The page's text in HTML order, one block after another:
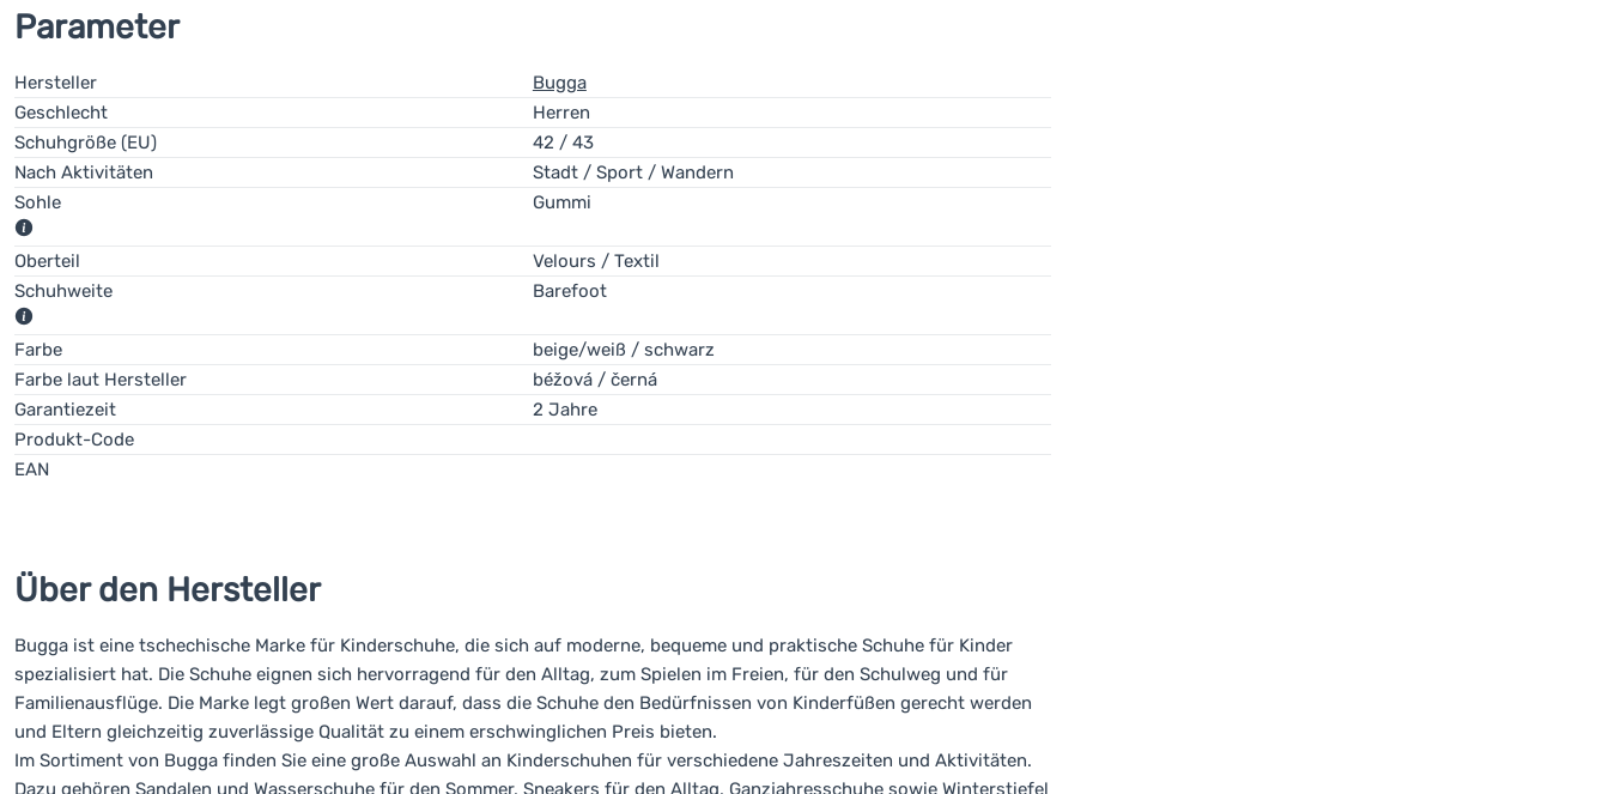
Parameter
Hersteller
Bugga
Geschlecht
Herren
Schuhgröße (EU)
42 / 43
Nach Aktivitäten
Stadt / Sport / Wandern
Sohle
Eine Sohle, die den Aufprall des Fußes dämpft.
Gummi
Oberteil
Velours / Textil
Schuhweite
Standard vielseitige Wahl für Alltag, Sport und Wandern. Geeignet für die meisten Menschen
Wide– geeignet für Personen, die Komfort und eine breitere Passform wünschen, aber auch Unterstützung und Dämpfung beibehalten wollen; diese Modelle werden auch von Personen mit
Barefoot– für alle, die möchten, die Fußmuskulatur stärken und den Untergrund unter den Füßen spüren wollen – ideal für natürliche Gangart, erfordert
Barefoot
Farbe
beige/weiß / schwarz
Farbe laut Hersteller
béžová / černá
Garantiezeit
2 Jahre
Produkt-Code
EAN
Über den Hersteller
Bugga ist eine tschechische Marke für Kinderschuhe, die sich auf moderne, bequeme und praktische Schuhe für Kinder
spezialisiert hat. Die Schuhe eignen sich hervorragend für den Alltag, zum Spielen im Freien, für den Schulweg und für
Familienausflüge. Die Marke legt großen Wert darauf, dass die Schuhe den Bedürfnissen von Kinderfüßen gerecht werden
und Eltern gleichzeitig zuverlässige Qualität zu einem erschwinglichen Preis bieten.
Im Sortiment von Bugga finden Sie eine große Auswahl an Kinderschuhen für verschiedene Jahreszeiten und Aktivitäten.
Dazu gehören Sandalen und Wasserschuhe für den Sommer, Sneakers für den Alltag, Ganzjahresschuhe sowie Winterstiefel